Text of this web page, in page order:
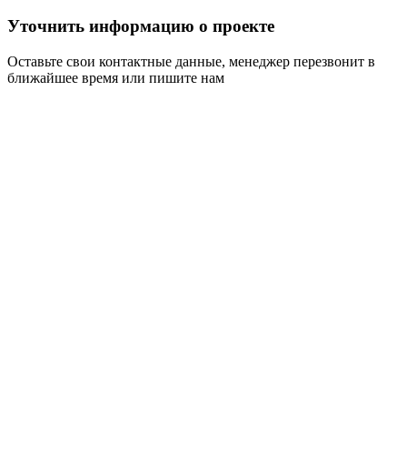
Уточнить информацию о проекте
Оставьте свои контактные данные, менеджер перезвонит в
ближайшее время или пишите нам